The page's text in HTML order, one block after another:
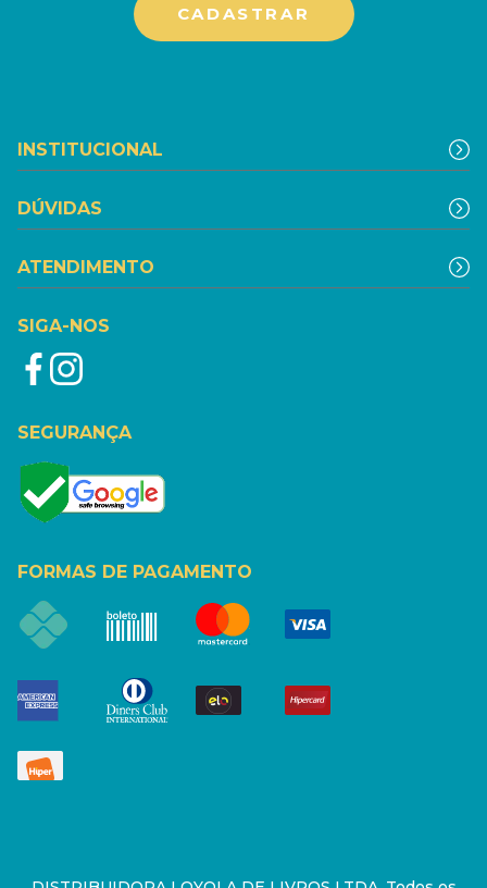
INSTITUCIONAL
DÚVIDAS
ATENDIMENTO
SIGA-NOS
SEGURANÇA
FORMAS DE PAGAMENTO